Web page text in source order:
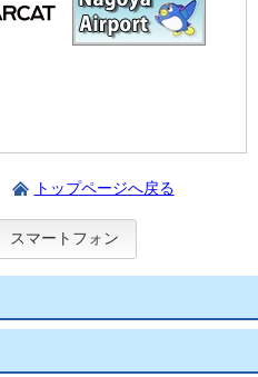
トップページへ戻る
スマートフォン